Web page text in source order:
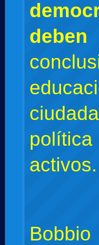
política
activos.